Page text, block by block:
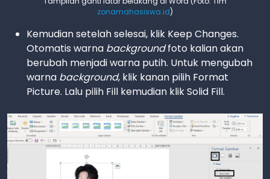
zonamahasiswa.id)
Kemudian setelah selesai, klik Keep Changes.
Otomatis warna backgroundfoto kalian akan
berubah menjadi warna putih. Untuk mengubah
warna background, klik kanan pilih Format
Picture. Lalu pilih Fill kemudian klik Solid Fill.